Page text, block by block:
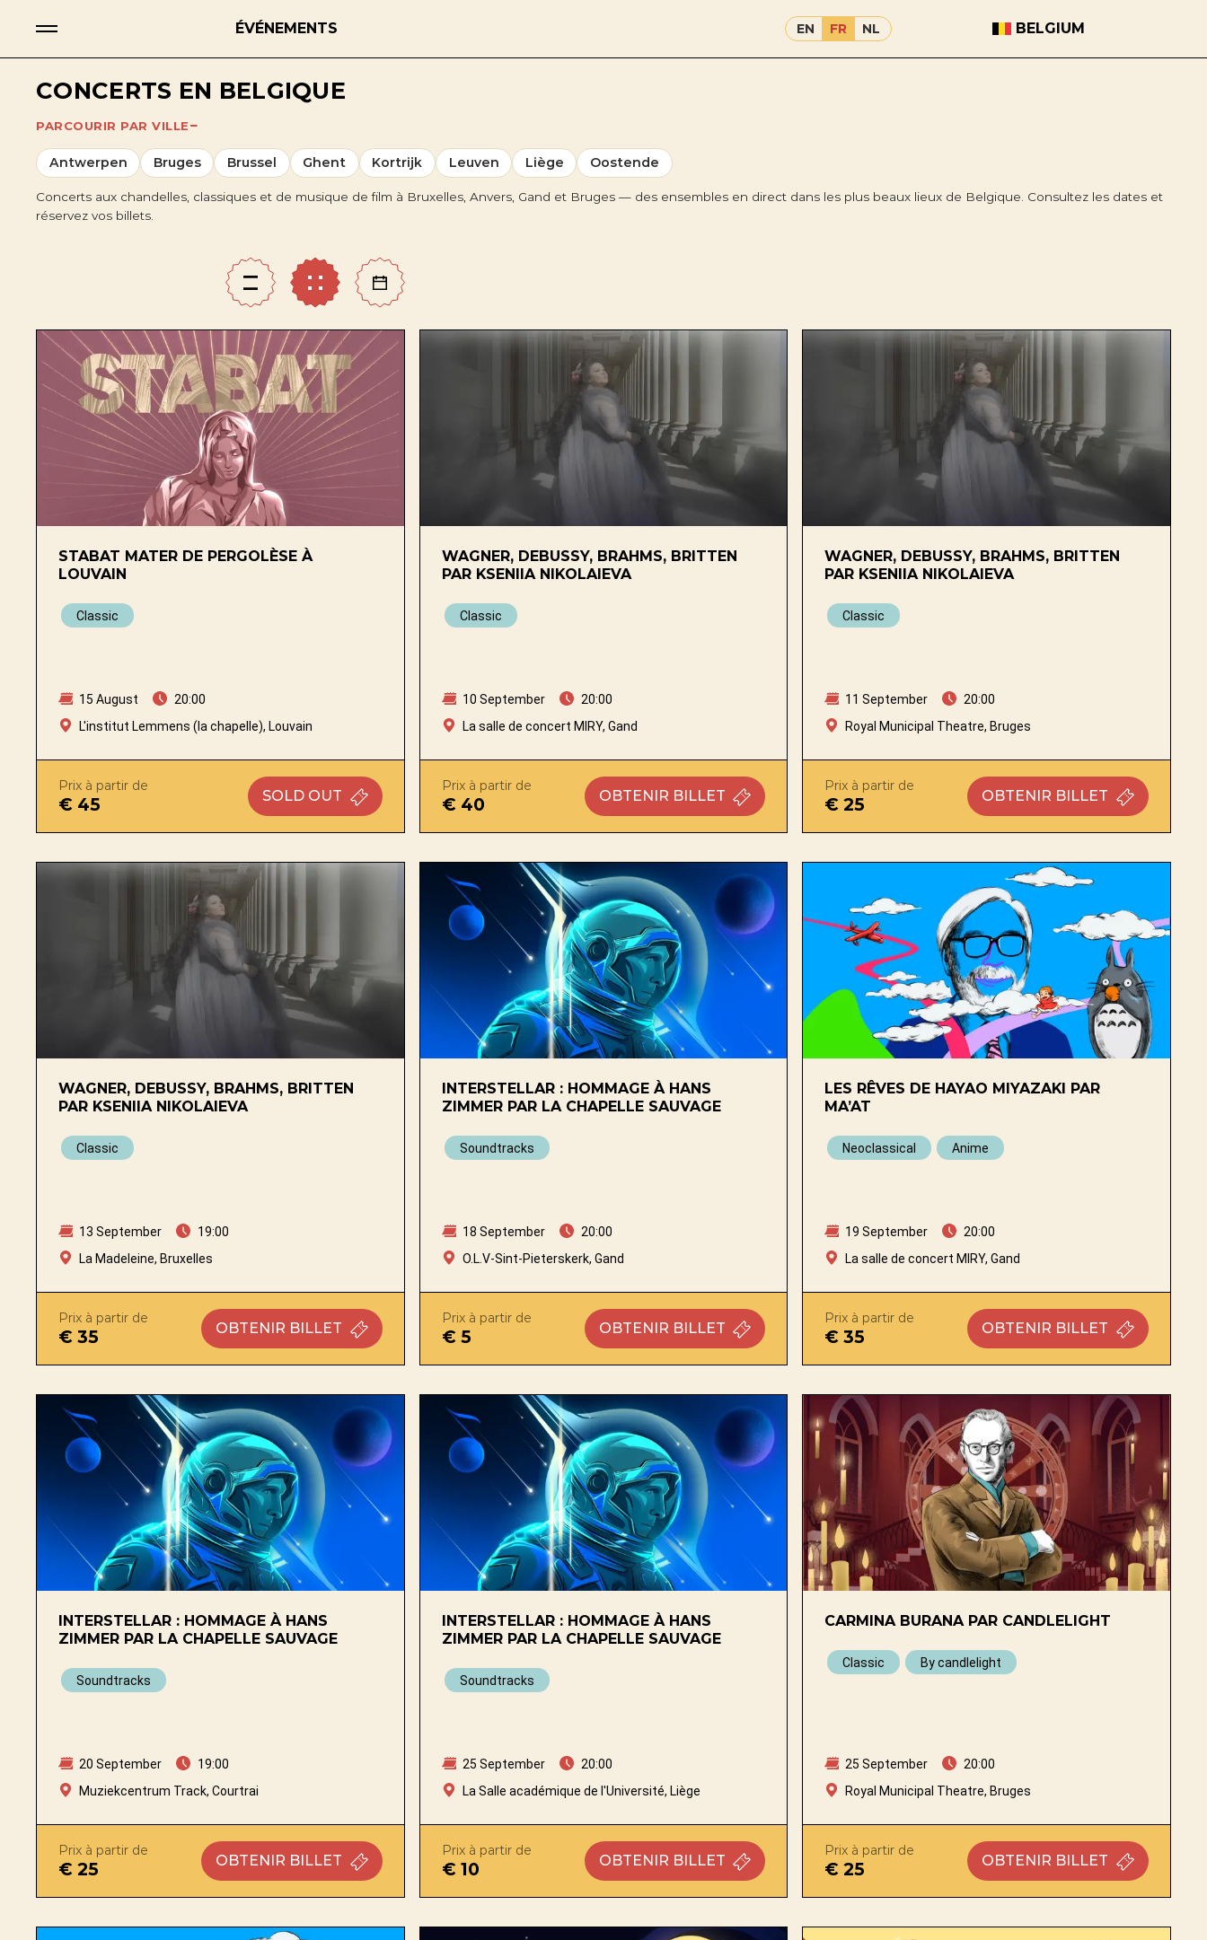
ÉVÉNEMENTS EN FR NL BELGIUM
CONCERTS EN BELGIQUE
PARCOURIR PAR VILLE
Antwerpen Bruges Brussel Ghent Kortrijk Leuven Liège Oostende
Concerts aux chandelles, classiques et de musique de film à Bruxelles, Anvers, Gand et Bruges — des ensembles en direct dans les plus beaux lieux de Belgique. Consultez les dates et
réservez vos billets.
STABAT MATER DE PERGOLÈSE À
LOUVAIN
Classic
15 August
20:00
L'institut Lemmens (la chapelle), Louvain
Prix à partir de
€ 45 SOLD OUT
WAGNER, DEBUSSY, BRAHMS, BRITTEN
PAR KSENIIA NIKOLAIEVA
Classic
10 September
20:00
La salle de concert MIRY, Gand
Prix à partir de
€ 40 OBTENIR BILLET
WAGNER, DEBUSSY, BRAHMS, BRITTEN
PAR KSENIIA NIKOLAIEVA
Classic
11 September
20:00
Royal Municipal Theatre, Bruges
Prix à partir de
€ 25 OBTENIR BILLET
WAGNER, DEBUSSY, BRAHMS, BRITTEN
PAR KSENIIA NIKOLAIEVA
Classic
13 September
19:00
La Madeleine, Bruxelles
Prix à partir de
€ 35 OBTENIR BILLET
INTERSTELLAR : HOMMAGE À HANS
ZIMMER PAR LA CHAPELLE SAUVAGE
Soundtracks
18 September
20:00
O.L.V-Sint-Pieterskerk, Gand
Prix à partir de
€ 5 OBTENIR BILLET
LES RÊVES DE HAYAO MIYAZAKI PAR
MA’AT
Neoclassical Anime
19 September
20:00
La salle de concert MIRY, Gand
Prix à partir de
€ 35 OBTENIR BILLET
INTERSTELLAR : HOMMAGE À HANS
ZIMMER PAR LA CHAPELLE SAUVAGE
Soundtracks
20 September
19:00
Muziekcentrum Track, Courtrai
Prix à partir de
€ 25 OBTENIR BILLET
INTERSTELLAR : HOMMAGE À HANS
ZIMMER PAR LA CHAPELLE SAUVAGE
Soundtracks
25 September
20:00
La Salle académique de l'Université, Liège
Prix à partir de
€ 10 OBTENIR BILLET
CARMINA BURANA PAR CANDLELIGHT
Classic By candlelight
25 September
20:00
Royal Municipal Theatre, Bruges
Prix à partir de
€ 25 OBTENIR BILLET